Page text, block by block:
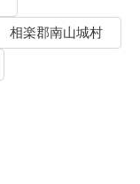
相楽郡南山城村